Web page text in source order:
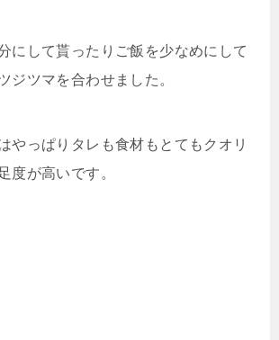
にして貰ったりご飯を少なめにして
ジツマを合わせました。
やっぱりタレも食材もとてもクオリ
度が高いです。